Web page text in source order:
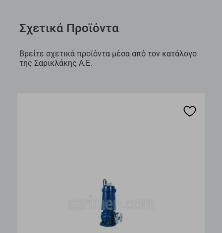
Σχετικά Προϊόντα
Βρείτε σχετικά προϊόντα μέσα από τον κατάλογο
της Σαρικλάκης Α.Ε.